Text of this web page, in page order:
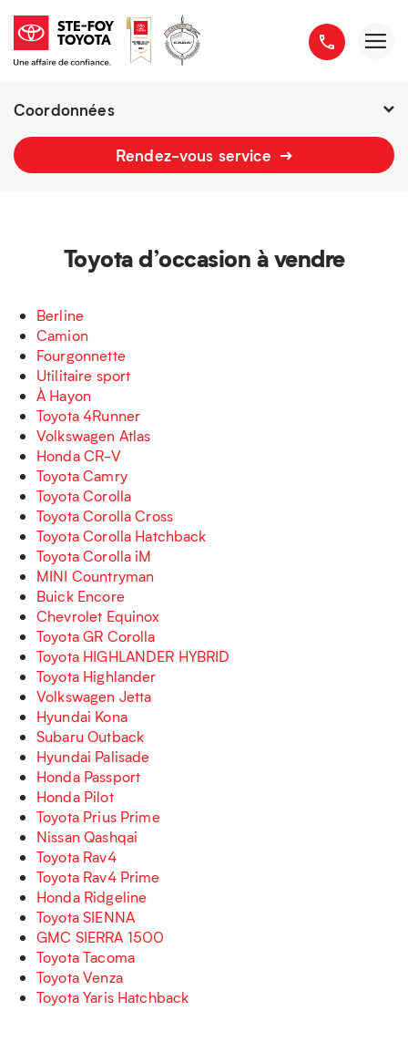
Coordonnées
Présentement ouvert jusqu'à 18h
Rendez-vous service
Toyota d’occasion à vendre
Berline
Camion
Fourgonnette
Utilitaire sport
À Hayon
Toyota 4Runner
Volkswagen Atlas
Honda CR-V
Toyota Camry
Toyota Corolla
Toyota Corolla Cross
Toyota Corolla Hatchback
Toyota Corolla iM
MINI Countryman
Buick Encore
Chevrolet Equinox
Toyota GR Corolla
Toyota HIGHLANDER HYBRID
Toyota Highlander
Volkswagen Jetta
Hyundai Kona
Subaru Outback
Hyundai Palisade
Honda Passport
Honda Pilot
Toyota Prius Prime
Nissan Qashqai
Toyota Rav4
Toyota Rav4 Prime
Honda Ridgeline
Toyota SIENNA
GMC SIERRA 1500
Toyota Tacoma
Toyota Venza
Toyota Yaris Hatchback